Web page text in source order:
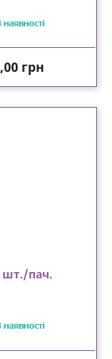
наявності
грн
шт./пач.
наявності